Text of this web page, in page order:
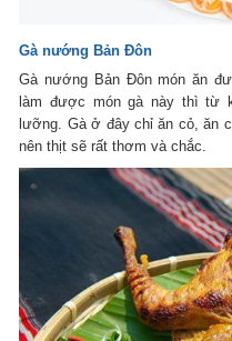
Gà nướng Bản Đôn
Gà nướng Bản Đôn món ăn
làm được món gà này thì từ
lưỡng. Gà ở đây chỉ ăn cỏ, ăn
nên thịt sẽ rất thơm và chắc.